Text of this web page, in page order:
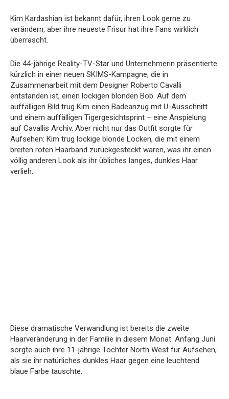
Kim Kardashian ist bekannt dafür, ihren Look gerne zu
verändern, aber ihre neueste Frisur hat ihre Fans wirklich
überrascht.
Die 44-jährige Reality-TV-Star und Unternehmerin präsentierte
kürzlich in einer neuen SKIMS-Kampagne, die in
Zusammenarbeit mit dem Designer Roberto Cavalli
entstanden ist, einen lockigen blonden Bob. Auf dem
auffälligen Bild trug Kim einen Badeanzug mit U-Ausschnitt
und einem auffälligen Tigergesichtsprint – eine Anspielung
auf Cavallis Archiv. Aber nicht nur das Outfit sorgte für
Aufsehen: Kim trug lockige blonde Locken, die mit einem
breiten roten Haarband zurückgesteckt waren, was ihr einen
völlig anderen Look als ihr übliches langes, dunkles Haar
verlieh.
Diese dramatische Verwandlung ist bereits die zweite
Haarveränderung in der Familie in diesem Monat. Anfang Juni
sorgte auch ihre 11-jährige Tochter North West für Aufsehen,
als sie ihr natürliches dunkles Haar gegen eine leuchtend
blaue Farbe tauschte.